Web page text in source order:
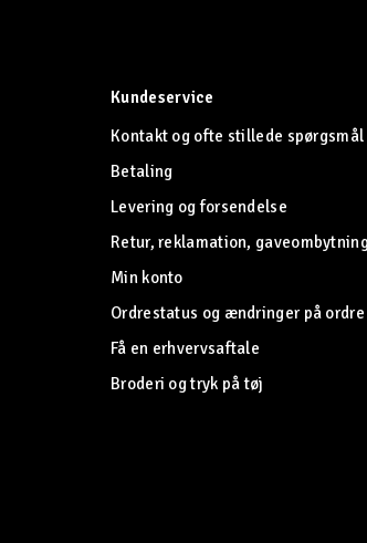
Kundeservice
Kontakt og ofte stillede spørgsmål
Betaling
Levering og forsendelse
Retur, reklamation,
Min konto
Ordrestatus og ændringer på ordre
Få en erhvervsaftale
Broderi og tryk på tøj